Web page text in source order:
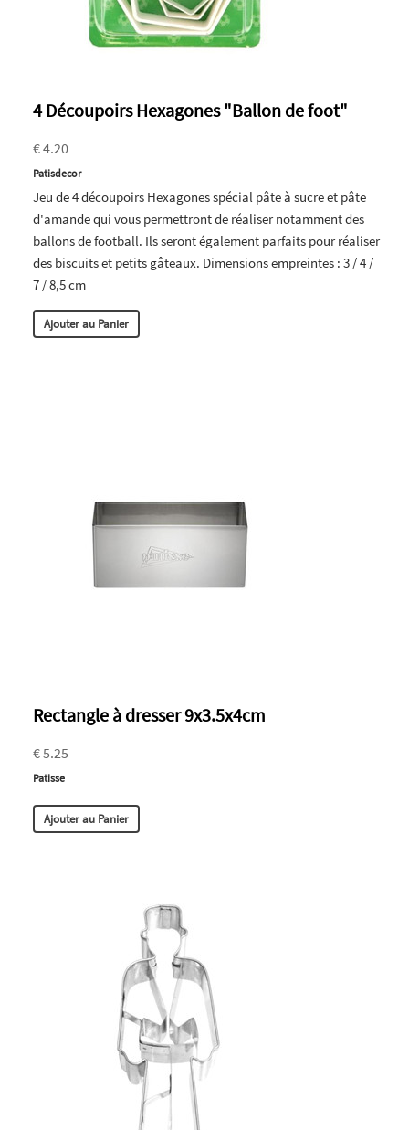
4 Découpoirs Hexagones "Ballon de foot"
€ 4.20
Patisdecor
Jeu de 4 découpoirs Hexagones spécial pâte à sucre et pâte
d'amande qui vous permettront de réaliser notamment des
ballons de football. Ils seront également parfaits pour réaliser
des biscuits et petits gâteaux. Dimensions empreintes : 3 / 4 /
7 / 8,5 cm
Ajouter au Panier
Rectangle à dresser 9x3.5x4cm
€ 5.25
Patisse
Ajouter au Panier